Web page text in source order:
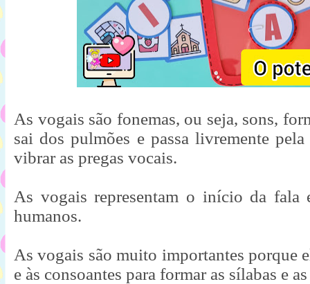
As vogais são fonemas, ou seja, sons,
sai dos pulmões e passa livremente
vibrar as pregas vocais.
As vogais representam o início da fala
humanos.
As vogais são muito importantes porque
e às consoantes para formar as sílabas e